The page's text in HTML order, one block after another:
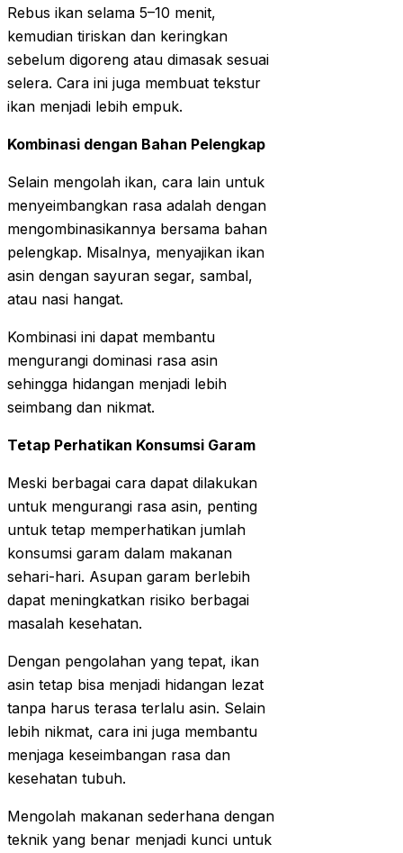
Rebus ikan selama 5–10 menit,
kemudian tiriskan dan keringkan
sebelum digoreng atau dimasak sesuai
selera. Cara ini juga membuat tekstur
ikan menjadi lebih empuk.
Kombinasi dengan Bahan Pelengkap
Selain mengolah ikan, cara lain untuk
menyeimbangkan rasa adalah dengan
mengombinasikannya bersama bahan
pelengkap. Misalnya, menyajikan ikan
asin dengan sayuran segar, sambal,
atau nasi hangat.
Kombinasi ini dapat membantu
mengurangi dominasi rasa asin
sehingga hidangan menjadi lebih
seimbang dan nikmat.
Tetap Perhatikan Konsumsi Garam
Meski berbagai cara dapat dilakukan
untuk mengurangi rasa asin, penting
untuk tetap memperhatikan jumlah
konsumsi garam dalam makanan
sehari-hari. Asupan garam berlebih
dapat meningkatkan risiko berbagai
masalah kesehatan.
Dengan pengolahan yang tepat, ikan
asin tetap bisa menjadi hidangan lezat
tanpa harus terasa terlalu asin. Selain
lebih nikmat, cara ini juga membantu
menjaga keseimbangan rasa dan
kesehatan tubuh.
Mengolah makanan sederhana dengan
teknik yang benar menjadi kunci untuk